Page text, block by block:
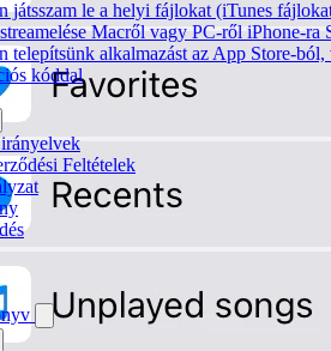
játsszam le a helyi fájlokat (iTunes
Macről vagy PC-ről iPhone-ra
telepítsünk alkalmazást az App Store-
kóddal
Feltételek